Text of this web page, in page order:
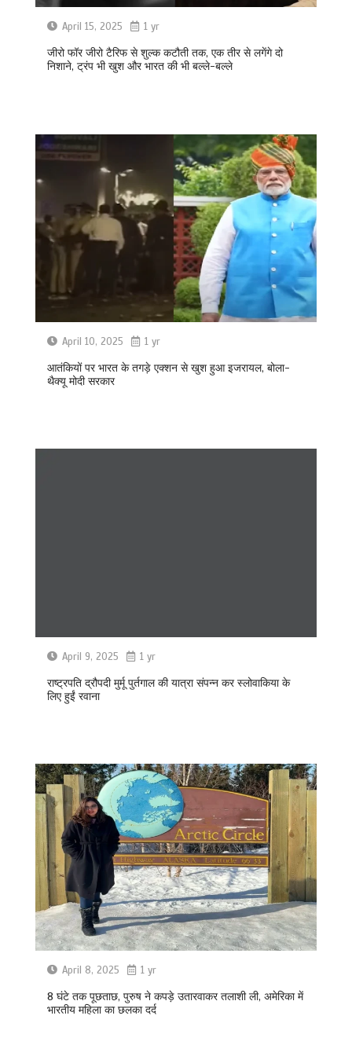
April 15, 2025 1 yr
जीरो फॉर जीरो टैरिफ से शुल्क कटौती तक, एक तीर से लगेंगे दो
निशाने, ट्रंप भी खुश और भारत की भी बल्ले-बल्ले
April 10, 2025 1 yr
आतंकियों पर भारत के तगड़े एक्शन से खुश हुआ इजरायल, बोला-
थैक्यू मोदी सरकार
April 9, 2025 1 yr
राष्ट्रपति द्रौपदी मुर्मू पुर्तगाल की यात्रा संपन्न कर स्लोवाकिया के
लिए हुईं रवाना
April 8, 2025 1 yr
8 घंटे तक पूछताछ, पुरुष ने कपड़े उतारवाकर तलाशी ली, अमेरिका में
भारतीय महिला का छलका दर्द